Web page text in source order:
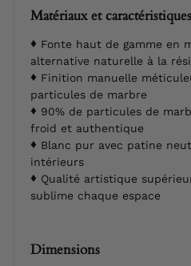
Matériaux et caractéristiques
Fonte haut de gamme en
alternative naturelle à la
Finition manuelle
particules de marbre
90% de particules de
froid et authentique
Blanc pur avec patine
intérieurs
Qualité artistique
sublime chaque espace
Dimensions